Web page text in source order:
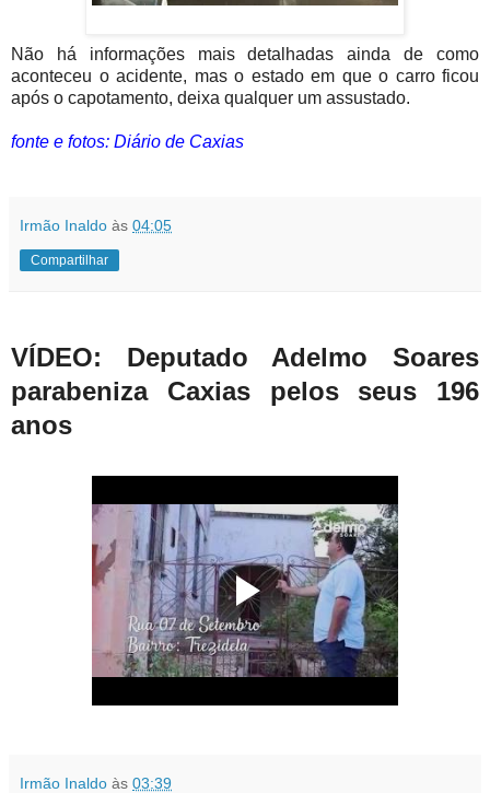
Não há informações mais detalhadas ainda de como
aconteceu o acidente, mas o estado em que o carro ficou
após o capotamento, deixa qualquer um assustado.
fonte e fotos: Diário de Caxias
Irmão Inaldo às 04:05
Compartilhar
VÍDEO: Deputado Adelmo Soares
parabeniza Caxias pelos seus 196
anos
Irmão Inaldo às 03:39